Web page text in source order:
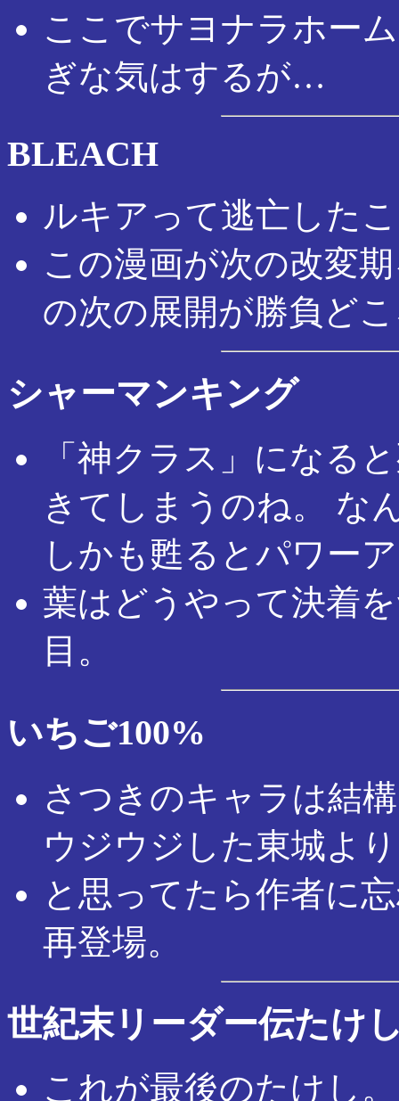
ここでサヨナラホー
ぎな気はするが…
BLEACH
ルキアって逃亡した
この漫画が次の改変
の次の展開が勝負ど
シャーマンキング
「神クラス」になる
きてしまうのね。 な
しかも甦るとパワー
葉はどうやって決着
目。
いちご100%
さつきのキャラは結
ウジウジした東城よ
と思ってたら作者に
再登場。
世紀末リーダー伝たけ
これが最後のたけし。